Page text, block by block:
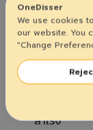
ไม่รู้จะเริ่ม
วิธีเลือกที่ป
ของคุณ
Soft
สำเร็จ
OneDisser
We use cookies
our website. You
"Change